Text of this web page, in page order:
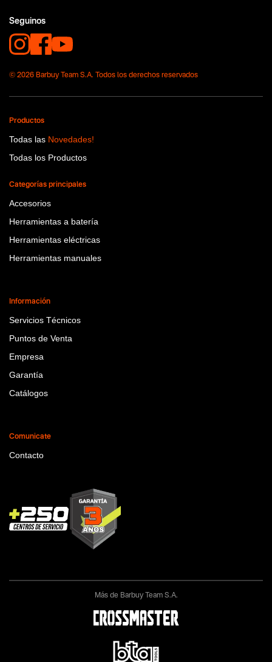
Seguinos
© 2026 Barbuy Team S.A. Todos los derechos reservados
Productos
Todas las Novedades!
Todas los Productos
Categorías principales
Accesorios
Herramientas a batería
Herramientas eléctricas
Herramientas manuales
Información
Servicios Técnicos
Puntos de Venta
Empresa
Garantía
Catálogos
Comunicate
Contacto
Más de Barbuy Team S.A.